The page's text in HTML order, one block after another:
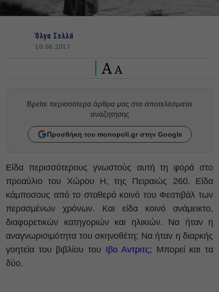
Όλγα Σελλά
10.06.2017
A A
Βρείτε περισσότερα άρθρα μας στα αποτελέσματα
αναζητησης
Προσθήκη του monopoli.gr στην Google
Είδα περισσότερους γνωστούς αυτή τη φορά στο
προαύλιο του Χώρου Η, της Πειραιώς 260. Είδα
κάμποσους από το σταθερό κοινό του Φεστιβάλ των
περασμένων χρόνων. Και είδα κοινό ανάμεικτο,
διαφορετικών κατηγοριών και ηλικιών. Να ήταν η
αναγνωρισιμότητα του σκηνοθέτη; Να ήταν η διαρκής
γοητεία του βιβλίου του Ιβο Αντριτς; Μπορεί και τα
δύο.